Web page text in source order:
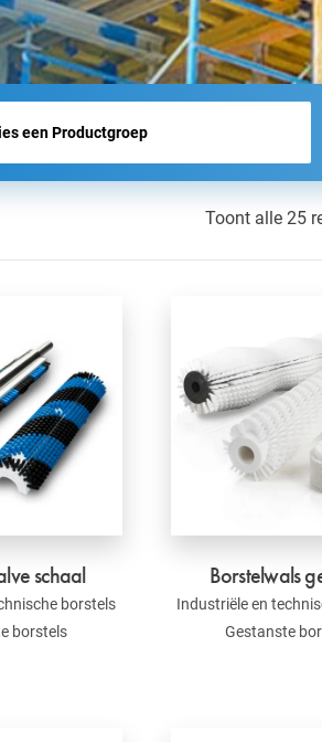
Toont alle 25
schaal
borstels
borstels
Borstelwals
Industriële en
Gestanste